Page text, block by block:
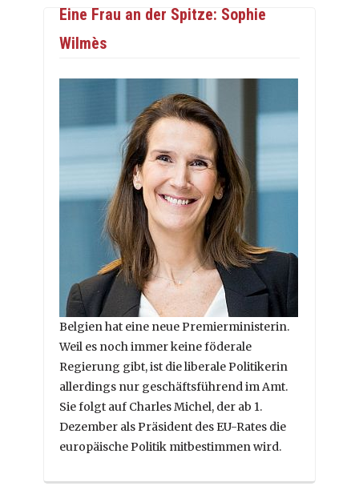
Eine Frau an der Spitze: Sophie
Wilmès
Belgien hat eine neue Premierministerin.
Weil es noch immer keine föderale
Regierung gibt, ist die liberale Politikerin
allerdings nur geschäftsführend im Amt.
Sie folgt auf Charles Michel, der ab 1.
Dezember als Präsident des EU-Rates die
europäische Politik mitbestimmen wird.